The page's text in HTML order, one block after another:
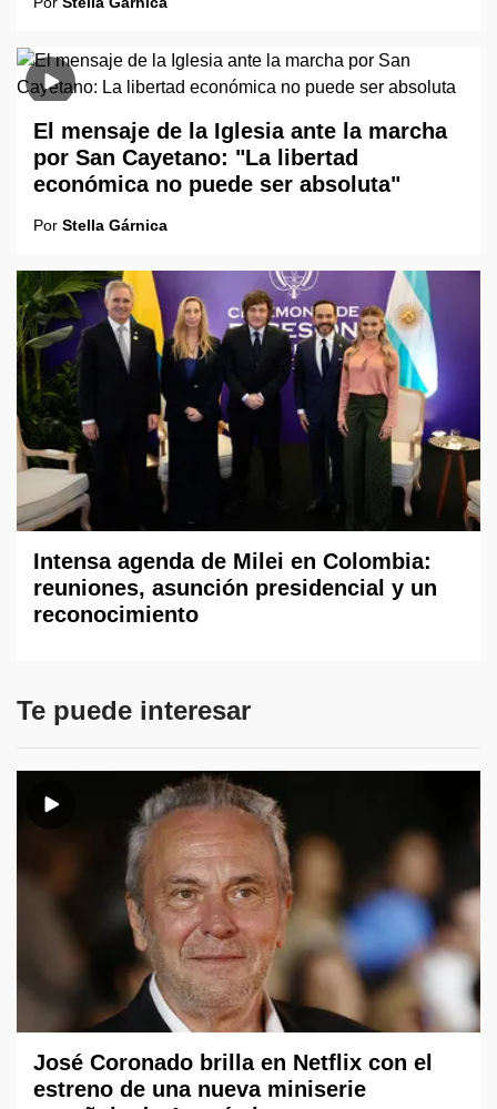
El mensaje de la Iglesia ante la marcha
por San Cayetano: "La libertad
económica no puede ser absoluta"
Por Stella Gárnica
Intensa agenda de Milei en Colombia:
reuniones, asunción presidencial y un
reconocimiento
Te puede interesar
José Coronado brilla en Netflix con el
estreno de una nueva miniserie